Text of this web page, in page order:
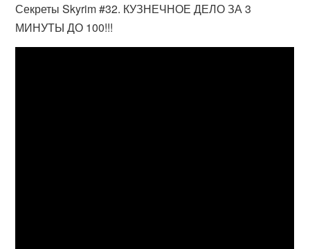
Секреты Skyrim #32. КУЗНЕЧНОЕ ДЕЛО ЗА 3
МИНУТЫ ДО 100!!!